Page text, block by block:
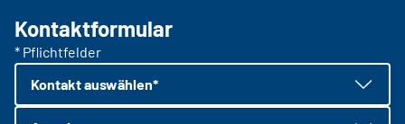
Kontaktformular
* Pflichtfelder
Kontakt auswählen*